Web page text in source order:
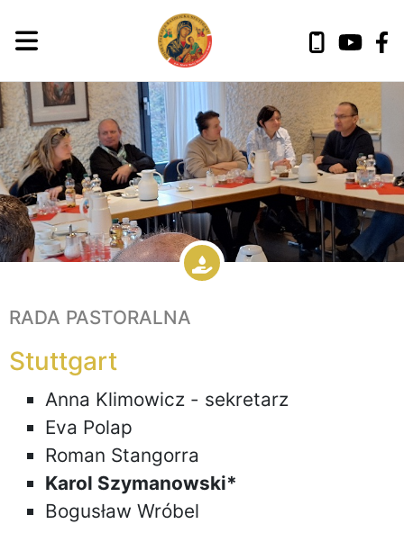
RADA PASTORALNA
Stuttgart
Anna Klimowicz - sekretarz
Eva Polap
Roman Stangorra
Karol Szymanowski*
Bogusław Wróbel